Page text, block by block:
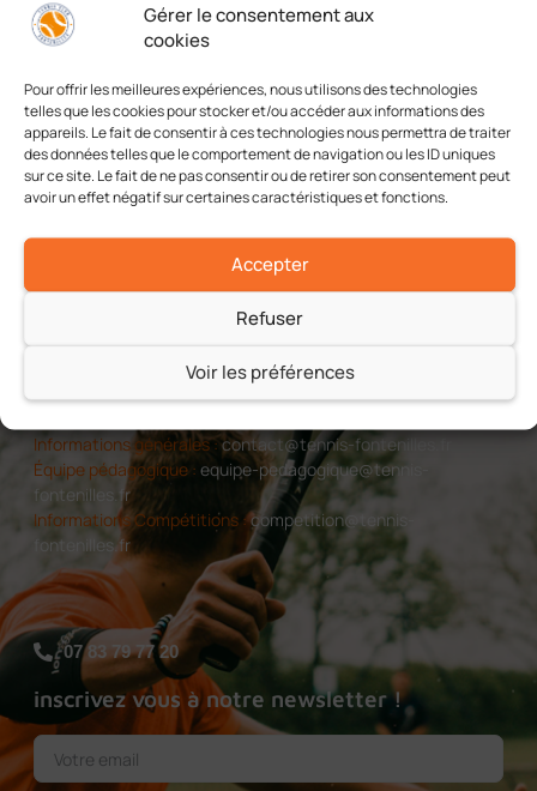
Gérer le consentement aux
cookies
Pour offrir les meilleures expériences, nous utilisons des technologies
telles que les cookies pour stocker et/ou accéder aux informations des
appareils. Le fait de consentir à ces technologies nous permettra de traiter
des données telles que le comportement de navigation ou les ID uniques
sur ce site. Le fait de ne pas consentir ou de retirer son consentement peut
avoir un effet négatif sur certaines caractéristiques et fonctions.
Accepter
Refuser
Voir les préférences
A chacun son tennis
Informations générales :contact@tennis-fontenilles.fr
Équipe pédagogique : equipe-pedagogique@tennis-
fontenilles.fr
Informations Compétitions :competition@tennis-
fontenilles.fr
07 83 79 77 20
inscrivez vous à notre newsletter !